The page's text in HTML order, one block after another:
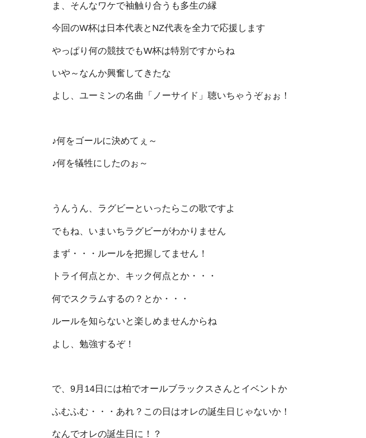
ま、そんなワケで袖触り合うも多生の縁
今回のW杯は日本代表とNZ代表を全力で応援します
やっぱり何の競技でもW杯は特別ですからね
いや～なんか興奮してきたな
よし、ユーミンの名曲「ノーサイド」聴いちゃうぞぉぉ！
♪何をゴールに決めてぇ～
♪何を犠牲にしたのぉ～
うんうん、ラグビーといったらこの歌ですよ
でもね、いまいちラグビーがわかりません
まず・・・ルールを把握してません！
トライ何点とか、キック何点とか・・・
何でスクラムするの？とか・・・
ルールを知らないと楽しめませんからね
よし、勉強するぞ！
で、9月14日には柏でオールブラックスさんとイベントか
ふむふむ・・・あれ？この日はオレの誕生日じゃないか！
なんでオレの誕生日に！？